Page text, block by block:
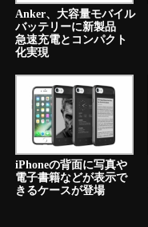
Anker、大容量モバイル
バッテリーに新製品
急速充電とコンパクト
化実現
iPhoneの背面に写真や
電子書籍などが表示で
きるケースが登場